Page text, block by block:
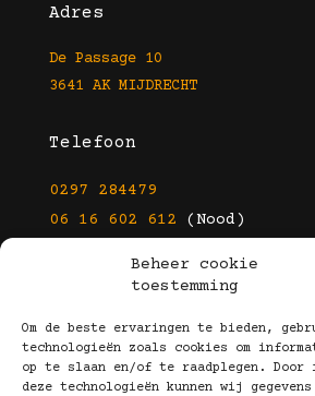
Beheer cookie
toestemming
Om de beste ervaringen te bieden,
technologieën zoals cookies om
op te slaan en/of te raadplegen. Door
deze technologieën kunnen wij
Adres
De Passage 10
3641 AK MIJDRECHT
Telefoon
0297 284479
06 16 602 612 (Nood)
info@kootbrillen.nl
Volg Ons!